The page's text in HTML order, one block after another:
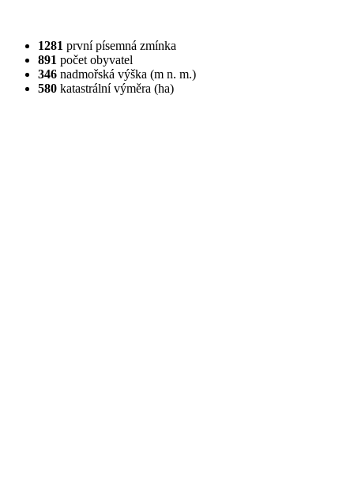
1281 první písemná zmínka
891 počet obyvatel
346 nadmořská výška (m n. m.)
580 katastrální výměra (ha)